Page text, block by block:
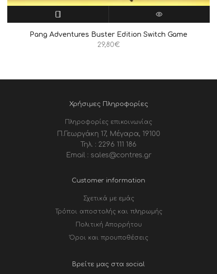
ΔΙΑΒΆΣΤΕ ΠΕΡΙΣΣΌΤΕΡΑ QUICK VIEW
Pang Adventures Buster Edition Switch Game
29,80€
Χρήσιμες Πληροφορίες
Πληροφορίες επικοινωνίας
Π.Γεωργάκη 17, Μέγαρα, 19100
Τηλ. : 2296 111 186
Email : sales@contres.gr
Customer information
Σχετικά με εμάς
Τρόποι αποστολής και πληρωμής
Πολιτική Απορρήτου
Όροι και προυποθέσεις
Βρείτε μας στα social